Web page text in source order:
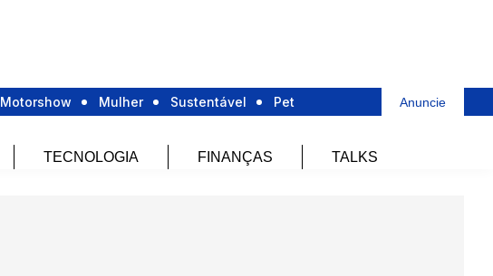
Motorshow Mulher Sustentável Pet Anuncie
TECNOLOGIA FINANÇAS TALKS